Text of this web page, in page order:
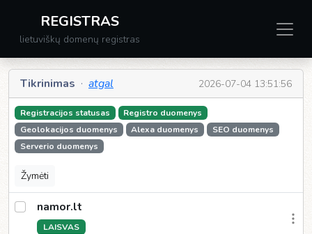
REGISTRAS
lietuviškų domenų registras
Tikrinimas · atgal 2026-07-04 13:51:56
Registracijos statusas
Registro duomenys
Geolokacijos duomenys
Alexa duomenys
SEO duomenys
Serverio duomenys
Žymėti
namor.lt
LAISVAS